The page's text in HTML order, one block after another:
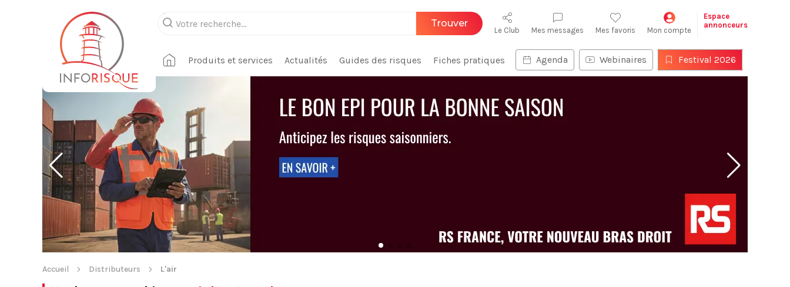
Trouver
Le Club Mes messages Mes favoris Mon compte
Espace
annonceurs
Produits et services Actualités Guides des risques Fiches pratiques Agenda Webinaires Festival 2026
Accueil Distributeurs L'air